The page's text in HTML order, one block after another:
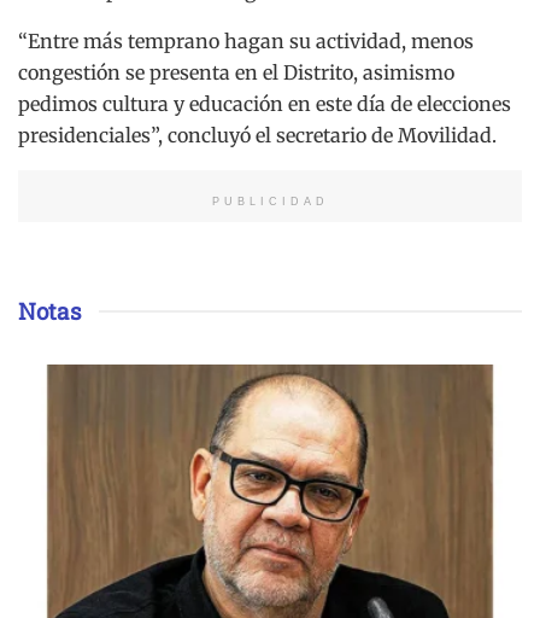
“Entre más temprano hagan su actividad, menos
congestión se presenta en el Distrito, asimismo
pedimos cultura y educación en este día de elecciones
presidenciales”, concluyó el secretario de Movilidad.
PUBLICIDAD
Notas